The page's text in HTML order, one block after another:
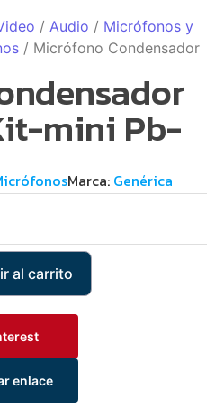
/ Audio / Micrófonos y
/ Micrófono Condensador
mini Pb-
Marca: Genérica
al carrito
enlace